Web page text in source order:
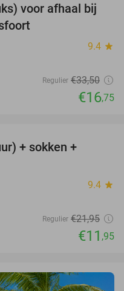
50%
voor afhaal bij
9.4 star
Regulier €33,50
€16,75
+ sokken +
9.4 star
Regulier €21,95
€11 ,95